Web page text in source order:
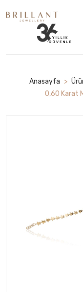
Anasayfa >
0,60 Karat